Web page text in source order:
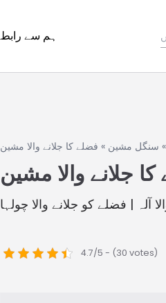
ہم سے
» سنگل مشین » فضلے کا جلانے والا مشین
جلانے والا مشین
آلہ | فضلے کو جلانے والا چولہا
4.7/5 - (30 votes)